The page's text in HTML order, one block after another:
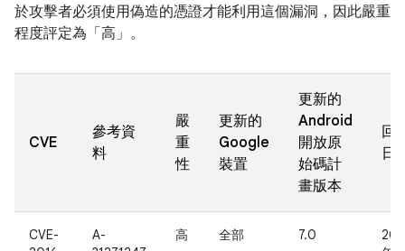
於攻擊者必須使用偽造的憑證才能利用這個漏洞，因此嚴重
程度評定為「高」。
CVE
參考資
料
嚴
重
性
更新的
Google
裝置
更新的
Android
開放原
始碼計
畫版本
回
日
CVE-
A-
高 全部 7.0